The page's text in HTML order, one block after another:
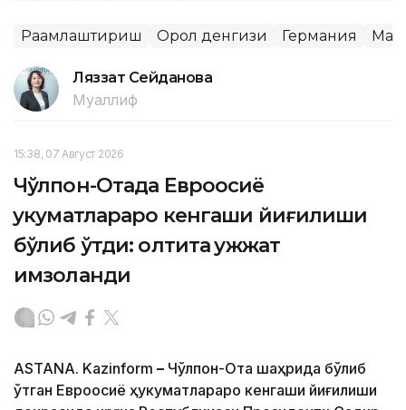
Рақамлаштириш Орол денгизи Германия
Ляззат Сейданова
Муаллиф
15:38, 07 Август 2026
Чўлпон-Отада Евроосиё
ҳукуматлараро кенгаши йиғилиши
бўлиб ўтди: олтита ҳужжат
имзоланди
ASTANA. Kazinform – Чўлпон-Ота шаҳрида бўлиб
ўтган Евроосиё ҳукуматлараро кенгаши йиғилиши